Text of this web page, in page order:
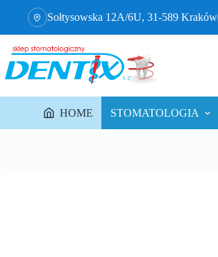
Sołtysowska 12A/6U, 31-589 Kraków
HOME STOMATOLOGIA